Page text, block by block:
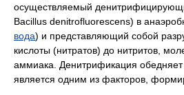
осуществляемый
Bacillus denitrofluorescens) в
вода) и представляющий собой
кислоты (нитратов) до нитритов,
аммиака. Денитрификация
является одним из факторов,